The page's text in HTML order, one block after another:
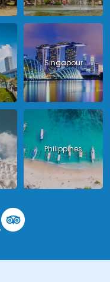
Singapour
Philippines